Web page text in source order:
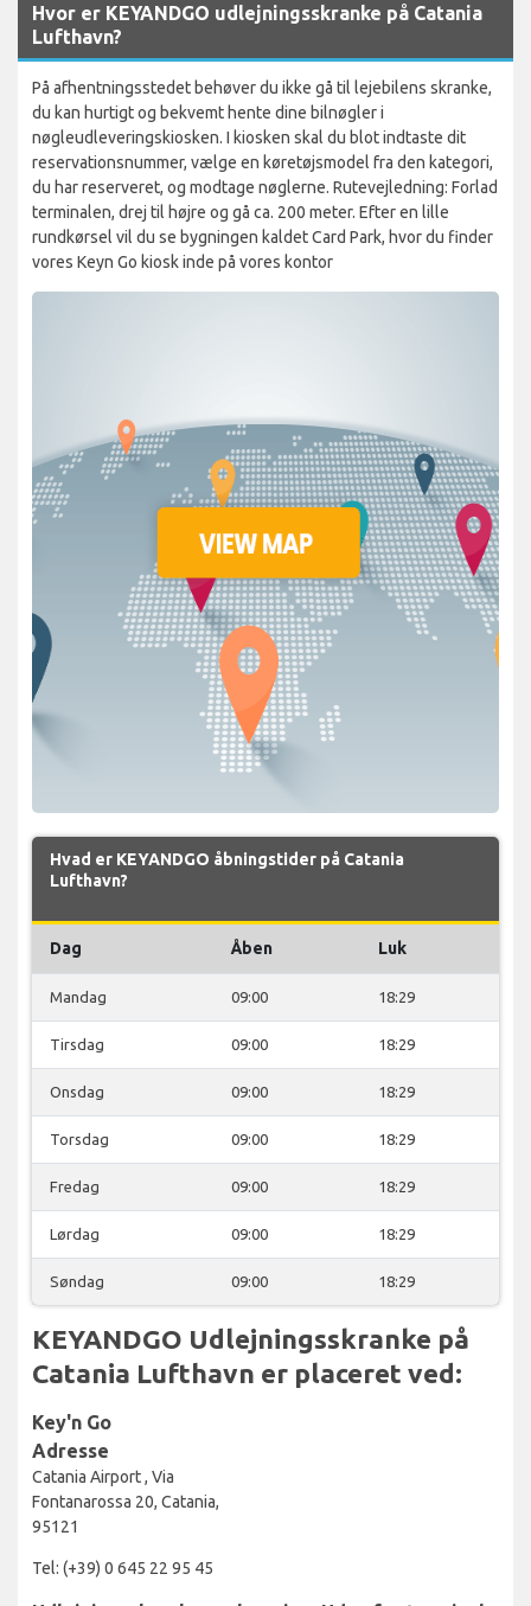
Hvor er KEYANDGO udlejningsskranke på Catania
Lufthavn?
På afhentningsstedet behøver du ikke gå til lejebilens skranke,
du kan hurtigt og bekvemt hente dine bilnøgler i
nøgleudleveringskiosken. I kiosken skal du blot indtaste dit
reservationsnummer, vælge en køretøjsmodel fra den kategori,
du har reserveret, og modtage nøglerne. Rutevejledning: Forlad
terminalen, drej til højre og gå ca. 200 meter. Efter en lille
rundkørsel vil du se bygningen kaldet Card Park, hvor du finder
vores Keyn Go kiosk inde på vores kontor
Hvad er KEYANDGO åbningstider på Catania
Lufthavn?
Dag Åben Luk
Mandag 09:00 18:29
Tirsdag 09:00 18:29
Onsdag 09:00 18:29
Torsdag 09:00 18:29
Fredag 09:00 18:29
Lørdag 09:00 18:29
Søndag 09:00 18:29
KEYANDGO Udlejningsskranke på
Catania Lufthavn er placeret ved:
Key'n Go
Adresse
Catania Airport , Via
Fontanarossa 20, Catania,
95121
Tel: (+39) 0 645 22 95 45